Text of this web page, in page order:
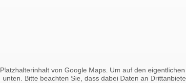
vonGoogle Maps. Um auf den
unten. Bitte beachten Sie, dass dabei Daten an